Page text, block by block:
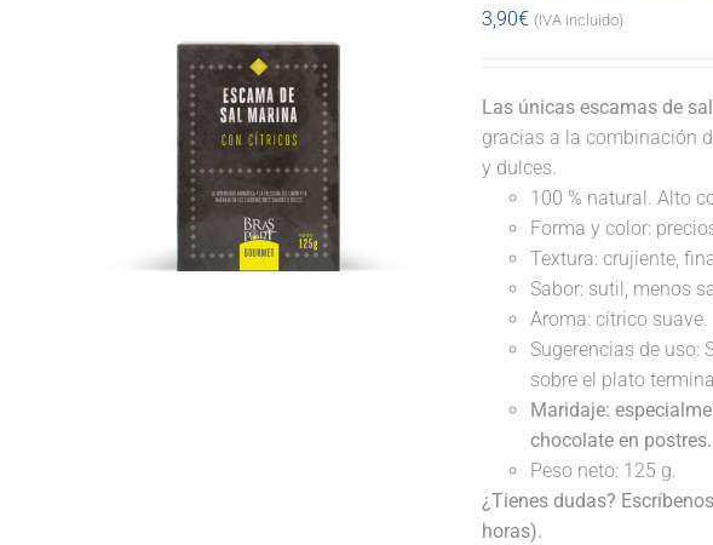
3,90€ (IVA incluido)
Las únicas escamas de
gracias a la combinación
y dulces.
100 % natural. Alto
Forma y color:
Textura: crujiente,
Sabor: sutil, menos
Aroma: cítrico suave.
Sugerencias de uso:
sobre el plato
Maridaje:
chocolate en
Peso neto: 125 g.
¿Tienes dudas?
horas).